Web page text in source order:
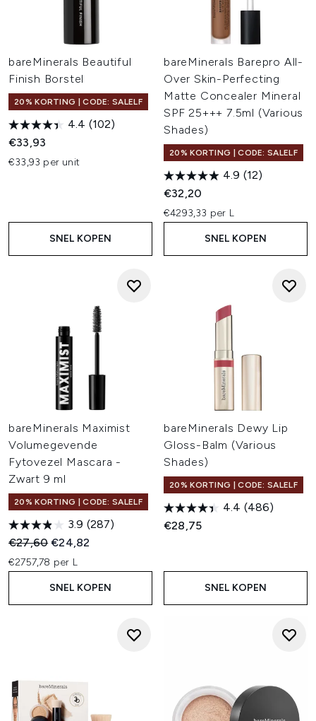
bareMinerals Beautiful
Finish Borstel
20% KORTING | CODE: SALELF
4.4 (102)
€33,93
€33,93 per unit
SNEL KOPEN
bareMinerals Barepro All-
Over Skin-Perfecting
Matte Concealer Mineral
SPF 25+++ 7.5ml (Various
Shades)
20% KORTING | CODE: SALELF
4.9 (12)
€32,20
€4293,33 per L
SNEL KOPEN
bareMinerals Maximist
Volumegevende
Fytovezel Mascara -
Zwart 9 ml
20% KORTING | CODE: SALELF
3.9 (287)
Recommended Retail Price:
€27,60Huidige prijs:
€24,82
€2757,78 per L
SNEL KOPEN
bareMinerals Dewy Lip
Gloss-Balm (Various
Shades)
20% KORTING | CODE: SALELF
4.4 (486)
€28,75
SNEL KOPEN